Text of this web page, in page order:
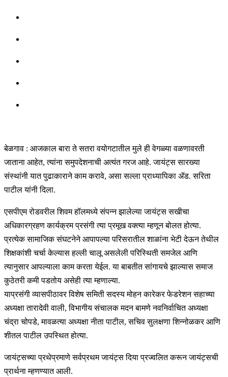
बेळगाव : आजकाल बारा ते सतरा वयोगटातील मुले ही वेगळ्या वळणावरती
जाताना आहेत, त्यांना समुपदेशनाची अत्यंत गरज आहे. जायंट्स सारख्या
संस्थांनी यात पुढाकाराने काम करावे, असा सल्ला प्राध्यापिका ॲड. सरिता
पाटील यांनी दिला.
एसपीएम रोडवरील शिवम हॉलमध्ये संपन्न झालेल्या जायंट्स सखीचा
अधिकारग्रहण कार्यक्रम प्रसंगी त्या प्रमूख वक्त्या म्हणून बोलत होत्या.
प्रत्येक सामाजिक संघटनेने आपापल्या परिसरातील शाळांना भेटी देऊन तेथील
शिक्षकांशी चर्चा केल्यास हल्ली चालू असलेली परिस्थिती समजेल आणि
त्यानुसार आपल्याला काम करता येईल. या बाबतीत सांगायचे झाल्यास समाज
कुठेतरी कमी पडतोय असेही त्या म्हणाल्या.
याप्रसंगी व्यासपीठावर विशेष समिती सदस्य मोहन कारेकर फेडरेशन सहाच्या
अध्यक्षा तारादेवी वाली, विभागीय संचालक मदन बामणे नवनिर्वाचित अध्यक्षा
चंद्रा चोपडे, मावळत्या अध्यक्षा नीता पाटील, सचिव सुलक्षणा शिन्नोळकर आणि
शीतल पाटील उपस्थित होत्या.
जायंट्सच्या प्रथेप्रमाणे सर्वप्रथम जायंट्स दिया प्रज्वलित करून जायंट्सची
प्रार्थना म्हणण्यात आली.